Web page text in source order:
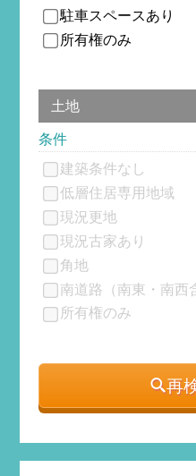
駐車スペースあり
所有権のみ
土地
条件
建築条件なし
低層住居専用地域
現況更地
現況古家あり
角地
南道路（南東・南西
所有権のみ
再